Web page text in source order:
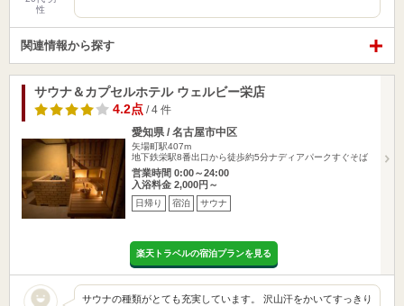
性
関連情報から探す
サウナ＆カプセルホテル ウェルビー栄店
4.2点 / 4 件
愛知県 / 名古屋市中区
矢場町駅407m
地下鉄栄駅8番出口から徒歩約5分ナディアパークすぐそば
営業時間 0:00～24:00
入浴料金 2,000円～
日帰り 宿泊 サウナ
楽天トラベルの宿泊プランを見る
サウナの種類がとても充実しています。 沢山汗をかいてすっきり